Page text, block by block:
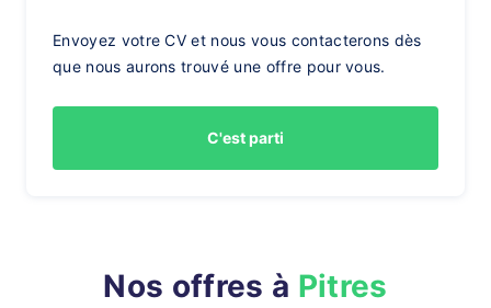
Envoyez votre CV et nous vous contacterons dès
que nous aurons trouvé une offre pour vous.
C'est parti
Nos offres à Pitres